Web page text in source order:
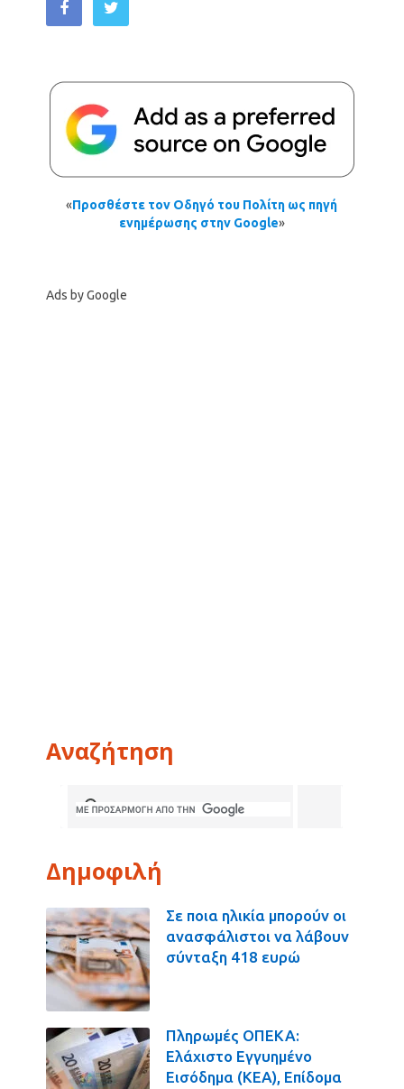
«Προσθέστε τον Οδηγό του Πολίτη ως πηγή
ενημέρωσης στην Google»
Ads by Google
Αναζήτηση
Δημοφιλή
Σε ποια ηλικία μπορούν οι
ανασφάλιστοι να λάβουν
σύνταξη 418 ευρώ
Πληρωμές ΟΠΕΚΑ:
Ελάχιστο Εγγυημένο
Εισόδημα (ΚΕΑ), Επίδομα